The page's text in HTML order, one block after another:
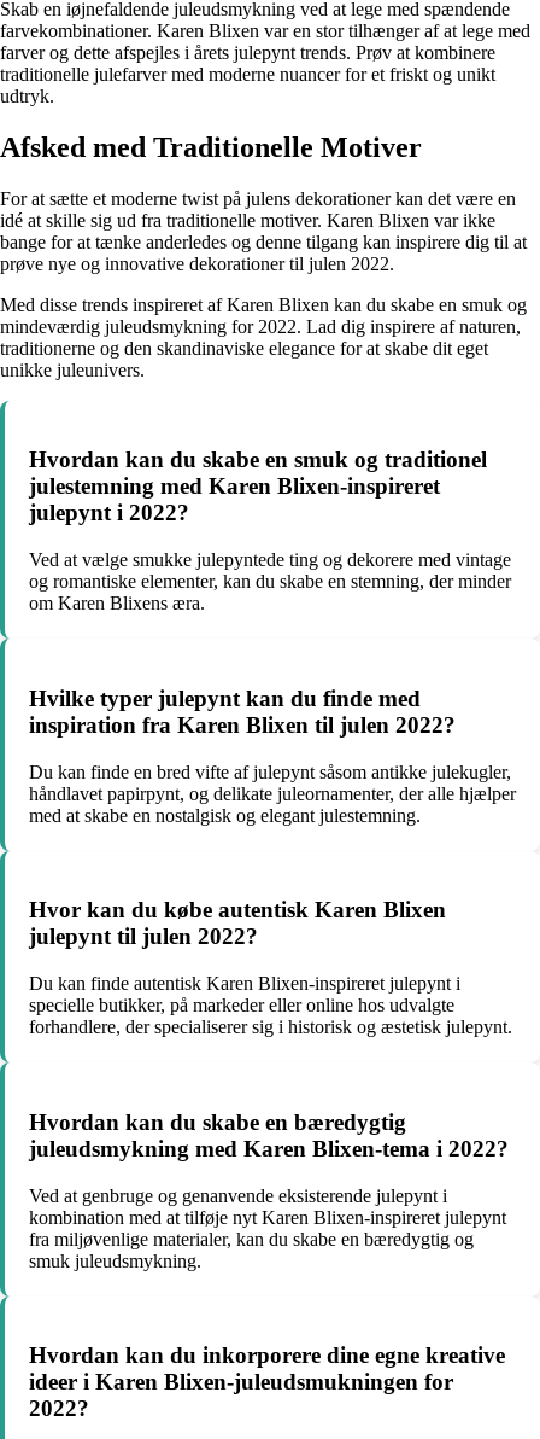
Skab en iøjnefaldende juleudsmykning ved at lege med spændende
farvekombinationer. Karen Blixen var en stor tilhænger af at lege med
farver og dette afspejles i årets julepynt trends. Prøv at kombinere
traditionelle julefarver med moderne nuancer for et friskt og unikt
udtryk.
Afsked med Traditionelle Motiver
For at sætte et moderne twist på julens dekorationer kan det være en
idé at skille sig ud fra traditionelle motiver. Karen Blixen var ikke
bange for at tænke anderledes og denne tilgang kan inspirere dig til at
prøve nye og innovative dekorationer til julen 2022.
Med disse trends inspireret af Karen Blixen kan du skabe en smuk og
mindeværdig juleudsmykning for 2022. Lad dig inspirere af naturen,
traditionerne og den skandinaviske elegance for at skabe dit eget
unikke juleunivers.
Hvordan kan du skabe en smuk og traditionel
julestemning med Karen Blixen-inspireret
julepynt i 2022?
Ved at vælge smukke julepyntede ting og dekorere med vintage
og romantiske elementer, kan du skabe en stemning, der minder
om Karen Blixens æra.
Hvilke typer julepynt kan du finde med
inspiration fra Karen Blixen til julen 2022?
Du kan finde en bred vifte af julepynt såsom antikke julekugler,
håndlavet papirpynt, og delikate juleornamenter, der alle hjælper
med at skabe en nostalgisk og elegant julestemning.
Hvor kan du købe autentisk Karen Blixen
julepynt til julen 2022?
Du kan finde autentisk Karen Blixen-inspireret julepynt i
specielle butikker, på markeder eller online hos udvalgte
forhandlere, der specialiserer sig i historisk og æstetisk julepynt.
Hvordan kan du skabe en bæredygtig
juleudsmykning med Karen Blixen-tema i 2022?
Ved at genbruge og genanvende eksisterende julepynt i
kombination med at tilføje nyt Karen Blixen-inspireret julepynt
fra miljøvenlige materialer, kan du skabe en bæredygtig og
smuk juleudsmykning.
Hvordan kan du inkorporere dine egne kreative
ideer i Karen Blixen-juleudsmukningen for
2022?